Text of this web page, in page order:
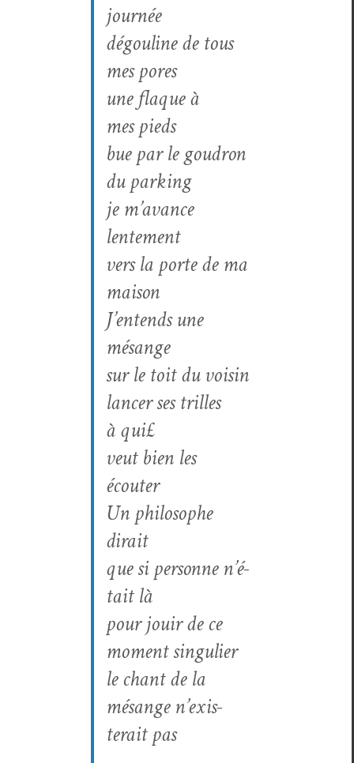
journée
dégouline de tous
mes pores
une flaque à
mes pieds
bue par le goudron
du parking
je m’a­vance
lentement
vers la porte de ma
maison
J’en­tends une
mésange
sur le toit du voisin
lancer ses trilles
à qui£
veut bien les
écouter
Un philosophe
dirait
que si per­son­ne n’é­
tait là
pour jouir de ce
moment singulier
le chant de la
mésange n’ex­is­
terait pas